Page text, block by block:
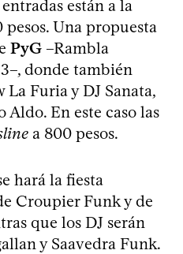
están a la
Una propuesta
PyG –Rambla
donde también
La Furia y DJ Sanata,
Aldo. En este caso las
a 800 pesos.
hará la fiesta
Croupier Funk y de
que los DJ serán
y Saavedra Funk.